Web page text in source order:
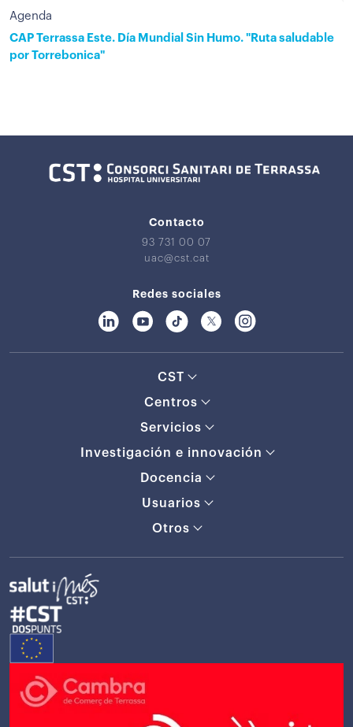
Agenda
CAP Terrassa Este. Día Mundial Sin Humo. "Ruta saludable
por Torrebonica"
Contacto
93 731 00 07
uac@cst.cat
Redes sociales
CST
Centros
Servicios
Investigación e innovación
Docencia
Usuarios
Otros